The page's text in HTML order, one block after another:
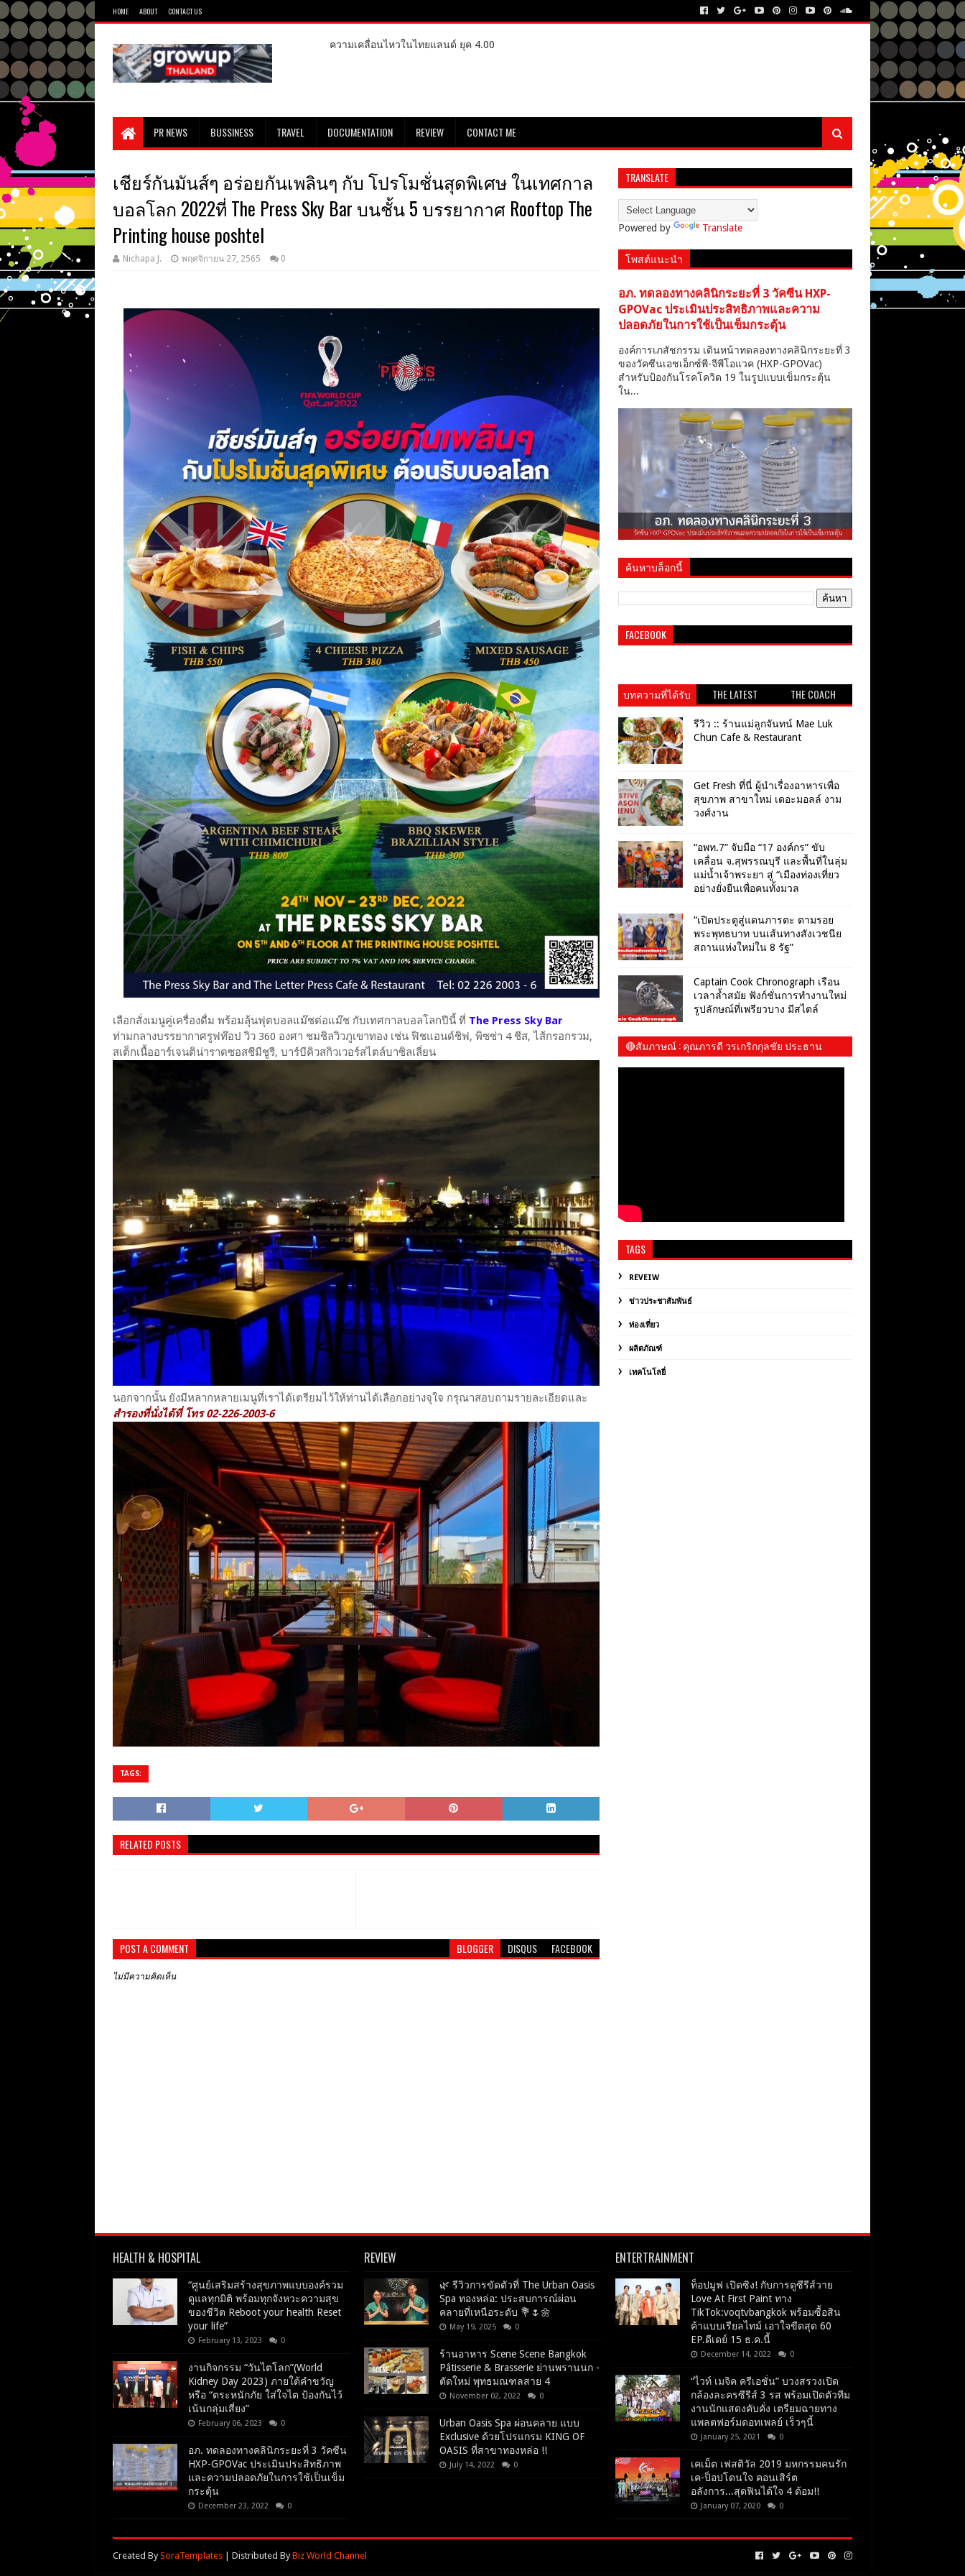
HOME ABOUT CONTACT US
ความเคลื่อนไหวในไทยแลนด์ ยุค 4.00
PR NEWS BUSSINESS TRAVEL DOCUMENTATION REVIEW CONTACT ME
เชียร์กันมันส์ๆ อร่อยกันเพลินๆ กับ โปรโมชั่นสุดพิเศษ ในเทศกาล
บอลโลก 2022ที่ The Press Sky Bar บนชั้น 5 บรรยากาศ Rooftop The
Printing house poshtel
Nichapa J. พฤศจิกายน 27, 2565 0
เลือกสั่งเมนูคู่เครื่องดื่ม พร้อมลุ้นฟุตบอลแม๊ชต่อแม๊ช กับเทศกาลบอลโลกปีนี้ ที่ The Press Sky Bar
ท่ามกลางบรรยากาศรูฟท๊อป วิว 360 องศา ชมชิลวิวภูเขาทอง เช่น ฟิชแอนด์ชิฟ, พิซซ่า 4 ชีส, ไส้กรอกรวม,
สเต็กเนื้ออาร์เจนติน่าราดซอสชีมีชูรี, บาร์บีคิวสกิวเวอร์สไตล์บาซิลเลี่ยน
นอกจากนั้น ยังมีหลากหลายเมนูที่เราได้เตรียมไว้ให้ท่านได้เลือกอย่างจุใจ กรุณาสอบถามรายละเอียดและ
สำรองที่นั่งได้ที่ โทร 02-226-2003-6
TAGS:
RELATED POSTS
POST A COMMENT BLOGGER DISQUS FACEBOOK
ไม่มีความคิดเห็น
TRANSLATE
Powered by Translate
โพสต์แนะนำ
อภ. ทดลองทางคลินิกระยะที่ 3 วัคซีน HXP-
GPOVac ประเมินประสิทธิภาพและความ
ปลอดภัยในการใช้เป็นเข็มกระตุ้น
องค์การเภสัชกรรม เดินหน้าทดลองทางคลินิกระยะที่ 3
ของวัคซีนเอชเอ็กซ์พี-จีพีโอแวค (HXP-GPOVac)
สำหรับป้องกันโรคโควิด 19 ในรูปแบบเข็มกระตุ้น
ใน...
ค้นหาบล็อกนี้
FACEBOOK
บทความที่ได้รับ
ความนิยม
THE LATEST THE COACH
รีวิว :: ร้านแม่ลูกจันทน์ Mae Luk
Chun Cafe & Restaurant
Get​ Fresh​ ที่นี่ ผู้นำเรื่องอาหารเพื่อ
สุขภาพ​ สาขาใหม่ เดอะมอลล์ งาม
วงศ์งาน
“อพท.7” จับมือ “17 องค์กร” ขับ
เคลื่อน จ.สุพรรณบุรี และพื้นที่ในลุ่ม
แม่น้ำเจ้าพระยา สู่ “เมืองท่องเที่ยว
อย่างยั่งยืนเพื่อคนทั้งมวล
“เปิดประตูสู่แดนภารตะ ตามรอย
พระพุทธบาท บนเส้นทางสังเวชนีย
สถานแห่งใหม่ใน 8 รัฐ”
Captain Cook Chronograph เรือน
เวลาล้ำสมัย ฟังก์ชั่นการทำงานใหม่
รูปลักษณ์ที่เพรียวบาง มีสไตล์
🔴สัมภาษณ์​ : คุณภารดี วรเกริกกุลชัย ประธาน
ชมรม พสบ.ทบ. และ​ น้องปันปัน
TAGS
REVEIW
ข่าวประชาสัมพันธ์
ท่องเที่ยว
ผลิตภัณฑ์
เทคโนโลยี่
HEALTH & HOSPITAL
“ศูนย์เสริมสร้างสุขภาพแบบองค์รวม
ดูแลทุกมิติ พร้อมทุกจังหวะความสุข
ของชีวิต Reboot your health Reset
your life”
February 13, 2023 0
งานกิจกรรม “วันไตโลก”(World
Kidney Day 2023) ภายใต้คำขวัญ
หรือ “ตระหนักภัย ใส่ใจไต ป้องกันไว้
เน้นกลุ่มเสี่ยง”
February 06, 2023 0
อภ. ทดลองทางคลินิกระยะที่ 3 วัคซีน
HXP-GPOVac ประเมินประสิทธิภาพ
และความปลอดภัยในการใช้เป็นเข็ม
กระตุ้น
December 23, 2022 0
REVIEW
🌿 รีวิวการขัดตัวที่ The Urban Oasis
Spa ทองหล่อ: ประสบการณ์ผ่อน
คลายที่เหนือระดับ 💐🌷🌼
May 19, 2025 0
ร้านอาหาร Scene Scene Bangkok
Pâtisserie & Brasserie ย่านพรานนก -
ตัดใหม่ พุทธมณฑลสาย 4
November 02, 2022 0
Urban Oasis Spa ผ่อนคลาย แบบ
Exclusive ด้วยโปรแกรม KING OF
OASIS ที่สาขาทองหล่อ !!
July 14, 2022 0
ENTERTRAINMENT
ท็อปมูฟ เปิดซิง! กับการดูซีรีส์วาย
Love At First Paint ทาง
TikTok:voqtvbangkok พร้อมซื้อสิน
ค้าแบบเรียลไทม์ เอาใจขีดสุด 60
EP.ดีเดย์ 15 ธ.ค.นี้
December 14, 2022 0
“ไวท์ เมจิค ครีเอชั่น” บวงสรวงเปิด
กล้องละครซีรีส์ 3 รส พร้อมเปิดตัวทีม
งานนักแสดงคับคั่ง เตรียมฉายทาง
แพลตฟอร์มดอทเพลย์ เร็วๆนี้
January 25, 2021 0
เคเม็ต เฟสติวัล 2019 มหกรรมคนรัก
เค-ป็อปโดนใจ คอนเสิร์ต
อลังการ...สุดฟินได้ใจ 4 ด้อม!!
January 07, 2020 0
Created BySoraTemplates | Distributed ByBiz World Channel